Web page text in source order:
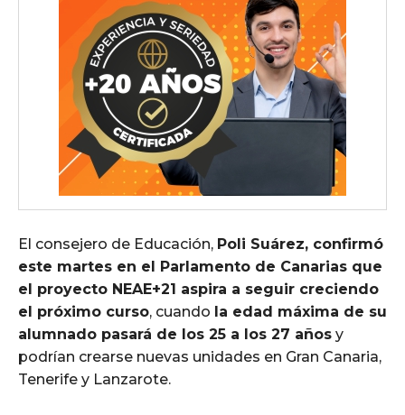
El consejero de Educación, Poli Suárez, confirmó
este martes en el Parlamento de Canarias que
el proyecto NEAE+21 aspira a seguir creciendo
el próximo curso, cuando la edad máxima de su
alumnado pasará de los 25 a los 27 años y
podrían crearse nuevas unidades en Gran Canaria,
Tenerife y Lanzarote.